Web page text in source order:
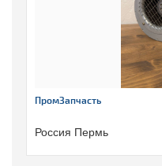
ПромЗапчасть
Россия Пермь